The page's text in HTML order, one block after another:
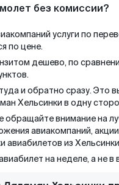
без комиссии?
услуги по
по цене.
дешево, по
и обратно сразу. Это
Хельсинки в одну
обращайте внимание на
авиакомпаний,
авиабилетов из
на неделе, а не в